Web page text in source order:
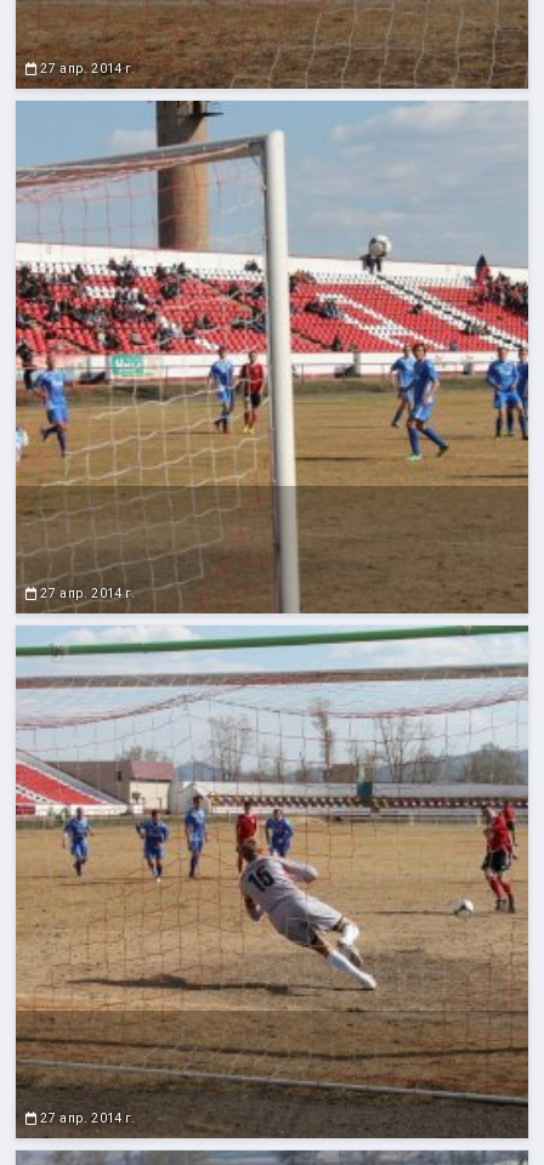
27 апр. 2014 г.
27 апр. 2014 г.
27 апр. 2014 г.